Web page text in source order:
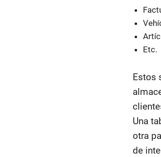
Etc.
Estos
Una
otra
de